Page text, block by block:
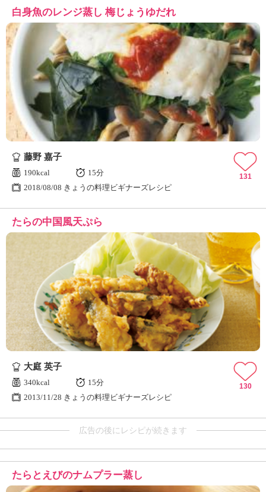
白身魚のレンジ蒸し 梅じょうゆだれ
藤野 嘉子
190kcal
15分
2018/08/08 きょうの料理ビギナーズレシピ
131
たらの中国風天ぷら
大庭 英子
340kcal
15分
2013/11/28 きょうの料理ビギナーズレシピ
130
広告の後にレシピが続きます
たらとえびのナムプラー蒸し